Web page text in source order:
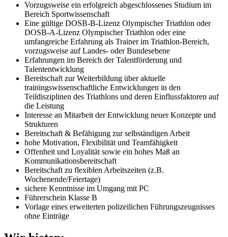
Vorzugsweise ein erfolgreich abgeschlossenes Studium im
Bereich Sportwissenschaft
Eine gültige DOSB-B-Lizenz Olympischer Triathlon oder
DOSB-A-Lizenz Olympischer Triathlon oder eine
umfangreiche Erfahrung als Trainer im Triathlon-Bereich,
vorzugsweise auf Landes- oder Bundesebene
Erfahrungen im Bereich der Talentförderung und
Talententwicklung
Bereitschaft zur Weiterbildung über aktuelle
trainingswissenschaftliche Entwicklungen in den
Teildisziplinen des Triathlons und deren Einflussfaktoren auf
die Leistung
Interesse an Mitarbeit der Entwicklung neuer Konzepte und
Strukturen
Bereitschaft & Befähigung zur selbständigen Arbeit
hohe Motivation, Flexibilität und Teamfähigkeit
Offenheit und Loyalität sowie ein hohes Maß an
Kommunikationsbereitschaft
Bereitschaft zu flexiblen Arbeitszeiten (z.B.
Wochenende/Feiertage)
sichere Kenntnisse im Umgang mit PC
Führerschein Klasse B
Vorlage eines erweiterten polizeilichen Führungszeugnisses
ohne Einträge